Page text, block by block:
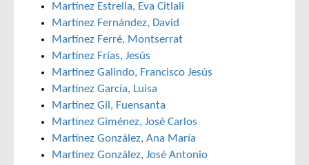
Martínez Estrella, Eva Citlali
Martínez Fernández, David
Martínez Ferré, Montserrat
Martínez Frías, Jesús
Martínez Galindo, Francisco Jesús
Martínez García, Luisa
Martínez Gil, Fuensanta
Martínez Giménez, José Carlos
Martínez González, Ana María
Martínez González, José Antonio